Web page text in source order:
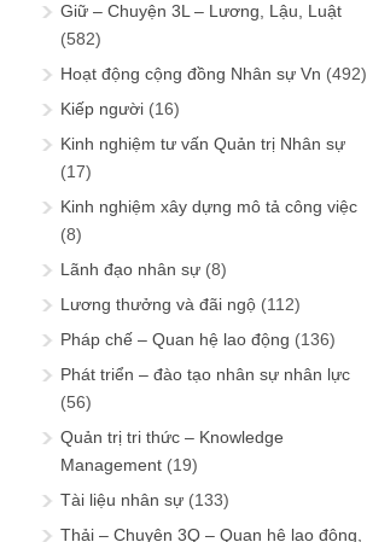
Giữ – Chuyện 3L – Lương, Lậu, Luật
(582)
Hoạt động cộng đồng Nhân sự Vn (492)
Kiếp người (16)
Kinh nghiệm tư vấn Quản trị Nhân sự
(17)
Kinh nghiệm xây dựng mô tả công việc
(8)
Lãnh đạo nhân sự (8)
Lương thưởng và đãi ngộ (112)
Pháp chế – Quan hệ lao động (136)
Phát triển – đào tạo nhân sự nhân lực
(56)
Quản trị tri thức – Knowledge
Management (19)
Tài liệu nhân sự (133)
Thải – Chuyện 3Q – Quan hệ lao động,